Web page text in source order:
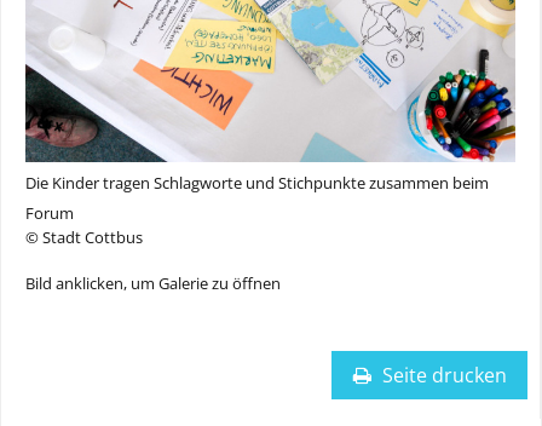
Die Kinder tragen Schlagworte und Stichpunkte zusammen beim
Forum
© Stadt Cottbus
Bild anklicken, um Galerie zu öffnen
Seite drucken